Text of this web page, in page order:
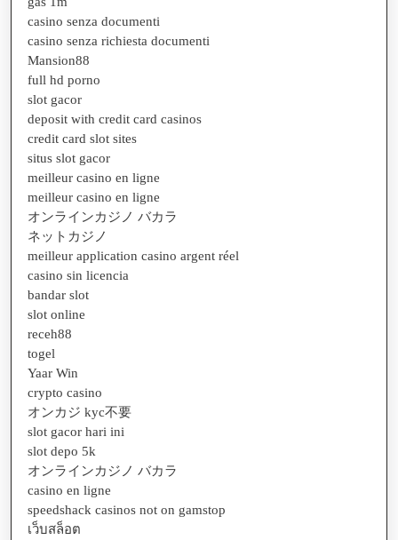
casino senza documenti
casino senza richiesta documenti
Mansion88
full hd porno
slot gacor
deposit with credit card casinos
credit card slot sites
situs slot gacor
meilleur casino en ligne
meilleur casino en ligne
オンラインカジノ バカラ
ネットカジノ
meilleur application casino argent réel
casino sin licencia
bandar slot
slot online
receh88
togel
Yaar Win
crypto casino
オンカジ kyc不要
slot gacor hari ini
slot depo 5k
オンラインカジノ バカラ
casino en ligne
speedshack casinos not on gamstop
เว็บสล็อต